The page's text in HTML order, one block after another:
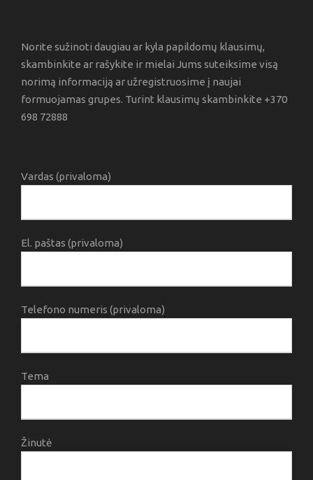
Norite sužinoti daugiau ar kyla papildomų klausimų,
skambinkite ar rašykite ir mielai Jums suteiksime visą
norimą informaciją ar užregistruosime į naujai
formuojamas grupes. Turint klausimų skambinkite +370
698 72888
Vardas (privaloma)
El. paštas (privaloma)
Telefono numeris (privaloma)
Tema
Žinutė